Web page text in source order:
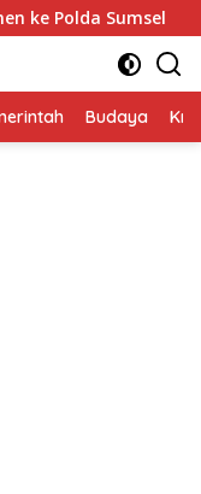
Amankan
Budaya